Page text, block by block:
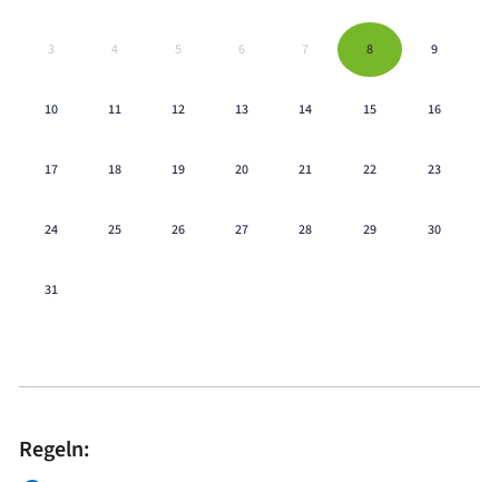
3 4 5 6 7 8 9
10 11 12 13 14 15 16
17 18 19 20 21 22 23
24 25 26 27 28 29 30
31
Regeln: